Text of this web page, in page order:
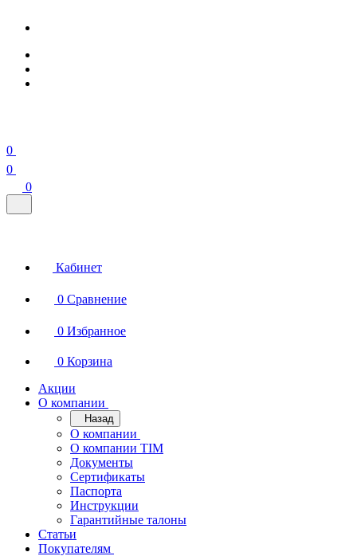
0
0
0
Кабинет
0 Сравнение
0 Избранное
0 Корзина
Акции
О компании
Назад
О компании
О компании TIM
Документы
Сертификаты
Паспорта
Инструкции
Гарантийные талоны
Статьи
Покупателям